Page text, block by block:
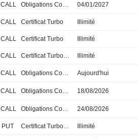
CALL Obligations Convertibles 04/01/2027
CALL Certificat Turbo Illimité
CALL Certificat Turbo Illimité
CALL Certificat Turbo Stop Loss Illimité
CALL Obligations Convertibles Aujourd'hui
CALL Obligations Convertibles 18/08/2026
CALL Obligations Convertibles 24/08/2026
PUT Certificat Turbo Stop Loss Illimité